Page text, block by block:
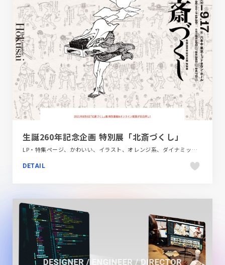
生誕260年記念企画 特別展「北斎づくし」
LP・特集ページ、かわいい、イラスト、オレンジ系、ダイナミック、デザイン・アート・音楽・文芸、ホワイト系、ポップ、モーション多め、レッド系、手書き・ハンドメイド、日本テイスト
DETAIL